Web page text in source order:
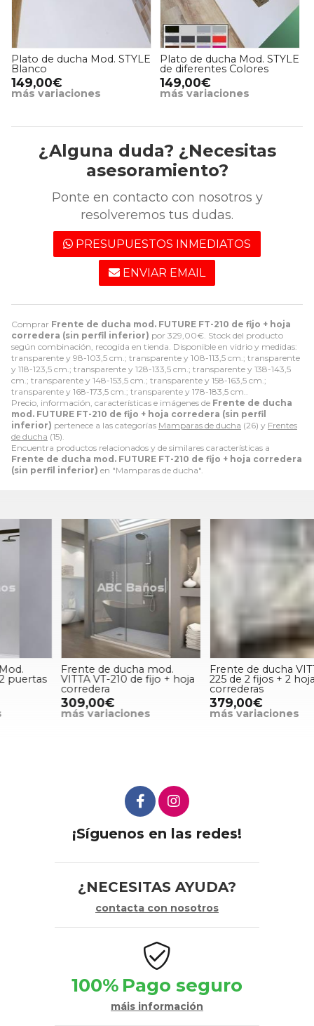
Comprar Frente de ducha mod. FUTURE FT-210 de fijo + hoja
corredera (sin perfil inferior) por 329,00€ . Stock del producto
según combinación, recogida en tienda. Disponible en vidrio y medidas:
transparente y 98-103,5 cm.; transparente y 108-113,5 cm.; transparente
y 118-123,5 cm.; transparente y 128-133,5 cm.; transparente y 138-143,5
cm.; transparente y 148-153,5 cm.; transparente y 158-163,5 cm.;
transparente y 168-173,5 cm.; transparente y 178-183,5 cm..
Precio, información, características e imágenes de Frente de ducha
mod. FUTURE FT-210 de fijo + hoja corredera (sin perfil
inferior) pertenece a las categorías Mamparas de ducha (26) y Frentes
de ducha (15).
Encuentra productos relacionados y de similares características a
Frente de ducha mod. FUTURE FT-210 de fijo + hoja corredera
(sin perfil inferior) en "Mamparas de ducha".
Plato de ducha Mod. STYLE
Blanco
149,00€
más variaciones
Plato de ducha Mod. STYLE
de diferentes Colores
149,00€
más variaciones
¿Alguna duda? ¿Necesitas
asesoramiento?
Ponte en contacto con nosotros y
resolveremos tus dudas.
PRESUPUESTOS INMEDIATOS
ENVIAR EMAIL
Frente de ducha mod.
VITTA VT-210 de fijo + hoja
309,00€
más variaciones
Frente de ducha VITTA VT-
225 de 2 fijos + 2 hojas
correderas
379,00€
más variaciones
¡Síguenos en las redes!
¿NECESITAS AYUDA?
contacta con nosotros
100% Pago seguro
máis información